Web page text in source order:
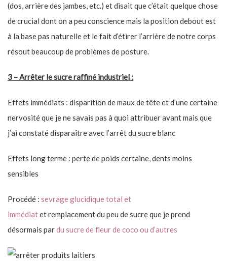
(dos, arrière des jambes, etc.) et disait que c’était quelque chose
de crucial dont on a peu conscience mais la position debout est
à la base pas naturelle et le fait d’étirer l’arrière de notre corps
résout beaucoup de problèmes de posture.
3 – Arrêter le sucre raffiné industriel :
Effets immédiats : disparition de maux de tête et d’une certaine
nervosité que je ne savais pas à quoi attribuer avant mais que
j’ai constaté disparaître avec l’arrêt du sucre blanc
Effets long terme : perte de poids certaine, dents moins
sensibles
Procédé : sevrage glucidique total et
immédiatet remplacement du peu de sucre que je prend
désormais pardu sucre de fleur de coco ou d’autres